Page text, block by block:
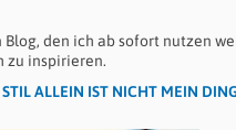
den ich ab sofort nutzen
zu inspirieren.
STIL ALLEIN IST NICHT MEIN